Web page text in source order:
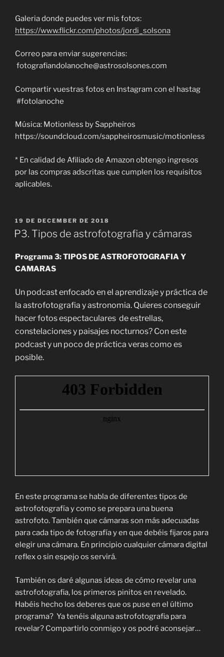
Galeria donde puedes ver mis fotos:
https://www.flickr.com/photos/jordi_solsona
Correo para enviar sugerencias:
fotografiandolanoche@astrosolsones.com
Compartir vuestras fotos en Instagram con el hastag
#fotolanoche
Música: Motionless by Sappheiros
https://soundcloud.com/sappheirosmusic/motionless
* En calidad de Afiliado de Amazon obtengo ingresos
por las compras adscritas que cumplen los requisitos
aplicables.
POSTED
ON
19 DE DECEMBER DE 2018
P3. Tipos de astrofotografia y cámaras
Programa 3: TIPOS DE ASTROFOTOGRAFIA Y
CAMARAS
Un podcastenfocado en el aprendizaje y práctica de
la astrofotografia y astronomia. Quieres conseguir
hacer fotos espectaculares de estrellas,
constelaciones y paisajes nocturnos? Con este
podcast y un poco de práctica veras como es
posible.
En este programa se habla de diferentes tipos de
astrofotografía y como se prepara una buena
astrofoto. También que cámaras son más adecuadas
para cada tipo de fotografía y en que debéis fijaros para
elegir una cámara. En principio cualquier cámara digital
reflex o sin espejo os servirá.
También os daré algunas ideas de cómo revelar una
astrofotografia, los primeros pinitos en revelado.
Habéis hecho los deberes que os puse en el último
programa? Ya tenéis alguna astrofotografia para
revelar? Compartirlo conmigo y os podré aconsejar…